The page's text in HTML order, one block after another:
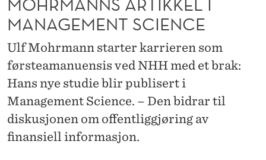
R
T
K
K
E
L
MANAGEMENT SCIENCE
Ulf Mohrmann starter karrieren som
førsteamanuensis ved NHH med et brak:
Hans nye studie blir publisert i
Management Science. – Den bidrar til
diskusjonen om offentliggjøring av
finansiell informasjon.